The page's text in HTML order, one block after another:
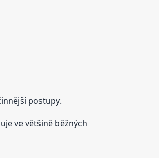
postupy.
ve většině běžných